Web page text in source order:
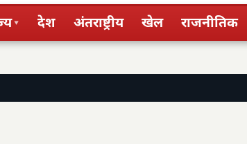
▾ देश अंतराष्ट्रीय खेल राजनीतिक